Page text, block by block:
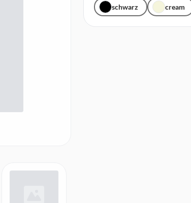
schwarz
cream